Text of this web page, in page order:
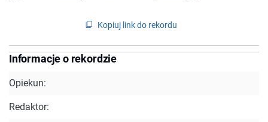
Kopiuj link do rekordu
Informacje o rekordzie
Opiekun:
Redaktor: